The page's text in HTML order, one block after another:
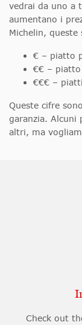
vedrai da uno a
aumentano i
Michelin, queste
€ – piatto
€€ – piatto
€€€ –
Queste cifre
garanzia. Alcuni
altri, ma
Check out